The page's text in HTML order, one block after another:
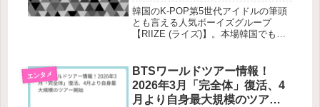
韓国のK-POP第5世代アイドルの筆頭
とも言える人気ボーイズグループ
【RIIZE (ライズ)】。本場韓国でも日
なった」という方も多いのではないで
しょうか。そこで今...
エンタメ
BTSワールドツアー情報！
2026年3月「完全体」復活、4
月より自身最大規模のツアー